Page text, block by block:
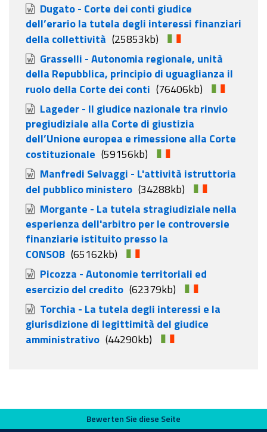
Dugato - Corte dei conti giudice
dell’erario la tutela degli interessi finanziari
della collettività (25853kb)
Grasselli - Autonomia regionale, unità
della Repubblica, principio di uguaglianza il
ruolo della Corte dei conti (76406kb)
Lageder - Il giudice nazionale tra rinvio
pregiudiziale alla Corte di giustizia
dell’Unione europea e rimessione alla Corte
costituzionale (59156kb)
Manfredi Selvaggi - L'attività istruttoria
del pubblico ministero (34288kb)
Morgante - La tutela stragiudiziale nella
esperienza dell'arbitro per le controversie
finanziarie istituito presso la
CONSOB (65162kb)
Picozza - Autonomie territoriali ed
esercizio del credito (62379kb)
Torchia - La tutela degli interessi e la
giurisdizione di legittimità del giudice
amministrativo (44290kb)
Bewerten Sie diese Seite
Bewerten Sie diese Seite